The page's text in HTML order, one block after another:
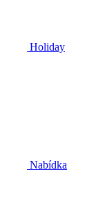
Holiday
Nabídka